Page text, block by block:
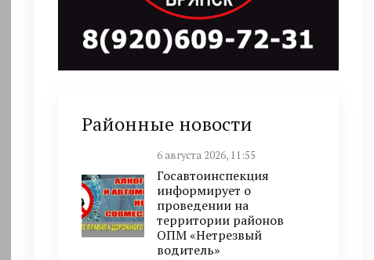
Районные новости
6 августа 2026, 11:55
Госавтоинспекция
информирует о
проведении на
территории районов
ОПМ «Нетрезвый
водитель»